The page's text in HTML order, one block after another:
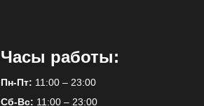
Часы работы:
Пн-Пт: 11:00 – 23:00
Сб-Вс: 11:00 – 23:00